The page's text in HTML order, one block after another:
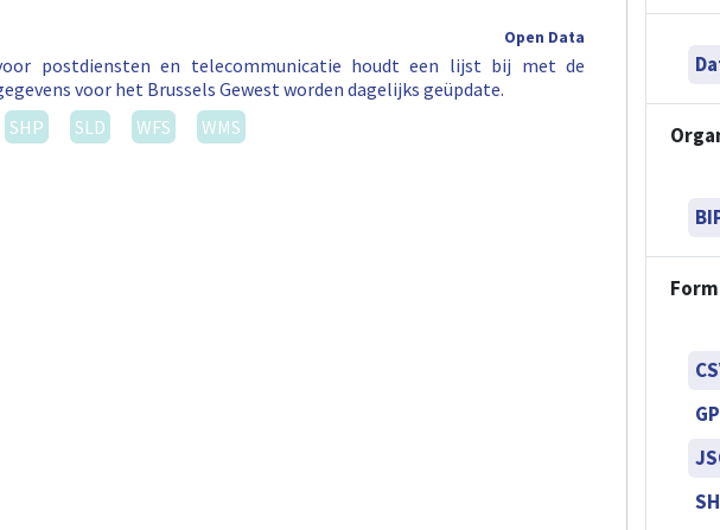
Open Data
postdiensten en telecommunicatie houdt een lijst bij met de
voor het Brussels Gewest worden dagelijks geüpdate.
SHP SLD WFS WMS